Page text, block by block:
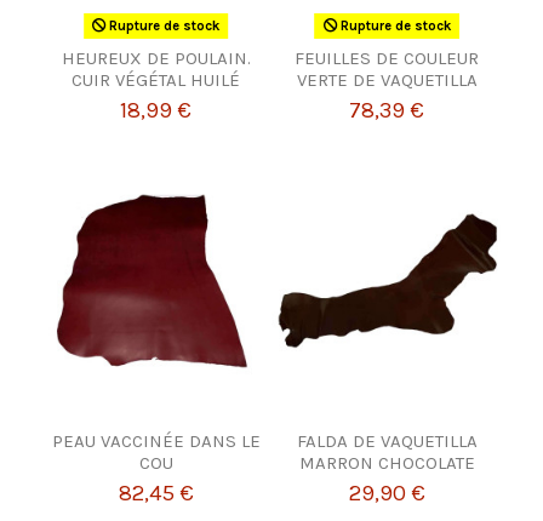
Rupture de stock
HEUREUX DE POULAIN.
CUIR VÉGÉTAL HUILÉ
18,99 €
Rupture de stock
FEUILLES DE COULEUR
VERTE DE VAQUETILLA
78,39 €
PEAU VACCINÉE DANS LE
COU
82,45 €
FALDA DE VAQUETILLA
MARRON CHOCOLATE
29,90 €